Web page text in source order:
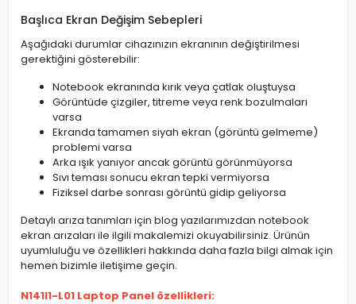
Başlıca Ekran Değişim Sebepleri
Aşağıdaki durumlar cihazınızın ekranının değiştirilmesi
gerektiğini gösterebilir:
Notebook ekranında kırık veya çatlak oluştuysa
Görüntüde çizgiler, titreme veya renk bozulmaları
varsa
Ekranda tamamen siyah ekran (görüntü gelmeme)
problemi varsa
Arka ışık yanıyor ancak görüntü görünmüyorsa
Sıvı teması sonucu ekran tepki vermiyorsa
Fiziksel darbe sonrası görüntü gidip geliyorsa
Detaylı arıza tanımları için blog yazılarımızdan notebook
ekran arızaları ile ilgili makalemizi okuyabilirsiniz. Ürünün
uyumluluğu ve özellikleri hakkında daha fazla bilgi almak için
hemen bizimle iletişime geçin.
N141I1-L01 Laptop Panel özellikleri: